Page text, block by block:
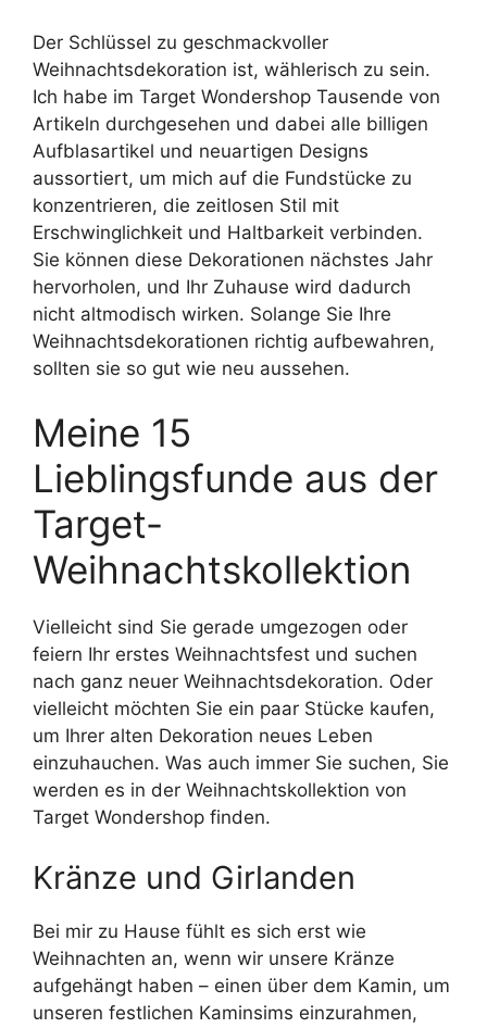
Der Schlüssel zu geschmackvoller
Weihnachtsdekoration ist, wählerisch zu sein.
Ich habe im Target Wondershop Tausende von
Artikeln durchgesehen und dabei alle billigen
Aufblasartikel und neuartigen Designs
aussortiert, um mich auf die Fundstücke zu
konzentrieren, die zeitlosen Stil mit
Erschwinglichkeit und Haltbarkeit verbinden.
Sie können diese Dekorationen nächstes Jahr
hervorholen, und Ihr Zuhause wird dadurch
nicht altmodisch wirken. Solange Sie Ihre
Weihnachtsdekorationen richtig aufbewahren,
sollten sie so gut wie neu aussehen.
Meine 15
Lieblingsfunde aus der
Target-
Weihnachtskollektion
Vielleicht sind Sie gerade umgezogen oder
feiern Ihr erstes Weihnachtsfest und suchen
nach ganz neuer Weihnachtsdekoration. Oder
vielleicht möchten Sie ein paar Stücke kaufen,
um Ihrer alten Dekoration neues Leben
einzuhauchen. Was auch immer Sie suchen, Sie
werden es in der Weihnachtskollektion von
Target Wondershop finden.
Kränze und Girlanden
Bei mir zu Hause fühlt es sich erst wie
Weihnachten an, wenn wir unsere Kränze
aufgehängt haben – einen über dem Kamin, um
unseren festlichen Kaminsims einzurahmen,